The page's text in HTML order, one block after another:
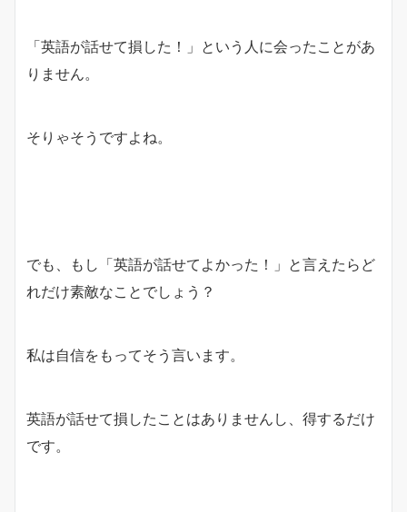
「英語が話せて損した！」という人に会ったことがあ
りません。
そりゃそうですよね。
でも、もし「英語が話せてよかった！」と言えたらど
れだけ素敵なことでしょう？
私は自信をもってそう言います。
英語が話せて損したことはありませんし、得するだけ
です。